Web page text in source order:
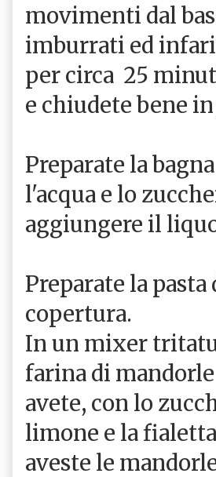
movimenti dal
imburrati ed
per circa 25
e chiudete bene
Preparate la
l'acqua e lo
aggiungere il
Preparate la
copertura.
In un mixer
farina di
avete, con lo
limone e la
aveste le